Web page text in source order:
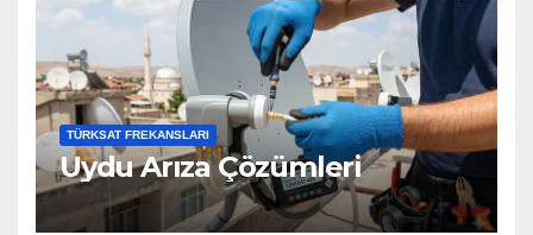
TÜRKSAT FREKANSLARI
Uydu Arıza Çözümleri